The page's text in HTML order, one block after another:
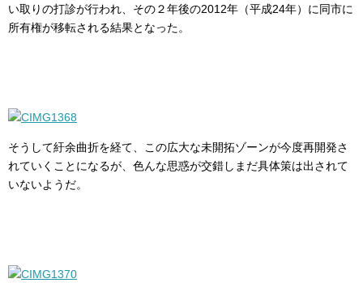
い取りの打診が行われ、その２年後の2012年（平成24年）に同市に
所有権が移転される結果となった。
そうして紆余曲折を経て、この広大な未開拓ゾーンが今度再開発さ
れていくことになるが、色んな思惑が交錯しまだ具体策は出されて
いないようだ。